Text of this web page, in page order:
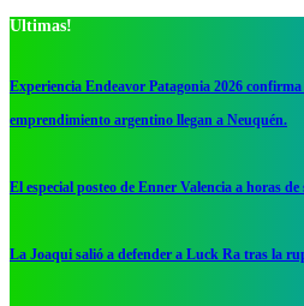
Ultimas!
Experiencia Endeavor Patagonia 2026
emprendimiento argentino llegan a Neuquén.
El especial posteo de Enner Valencia a horas de
La Joaqui salió a defender a Luck Ra tras la